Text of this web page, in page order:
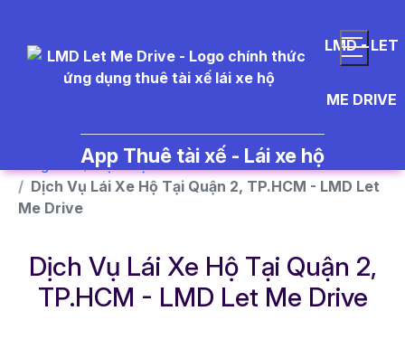
LMD - LET
ME DRIVE
App Thuê tài xế - Lái xe hộ
Trang chủ
Dịch vụ
Dịch Vụ Lái Xe Hộ Tại Quận 2, TP.HCM - LMD Let
Me Drive
Dịch Vụ Lái Xe Hộ Tại Quận 2,
TP.HCM - LMD Let Me Drive